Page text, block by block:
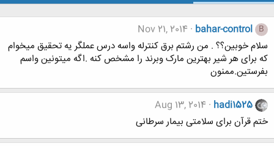
B
bahar-control
Nov 21, 2014
سلام خوبین؟؟ . من رشتم برق کنترله واسه درس عملگر یه تحقیق میخوام
که برای هر شیر بهترین مارک وبرند را مشخص کنه .اگه میتونین واسم
بفرستین.ممنون
hadi1525
Aug 13, 2014
ختم قرآن برای سلامتی بیمار سرطانی